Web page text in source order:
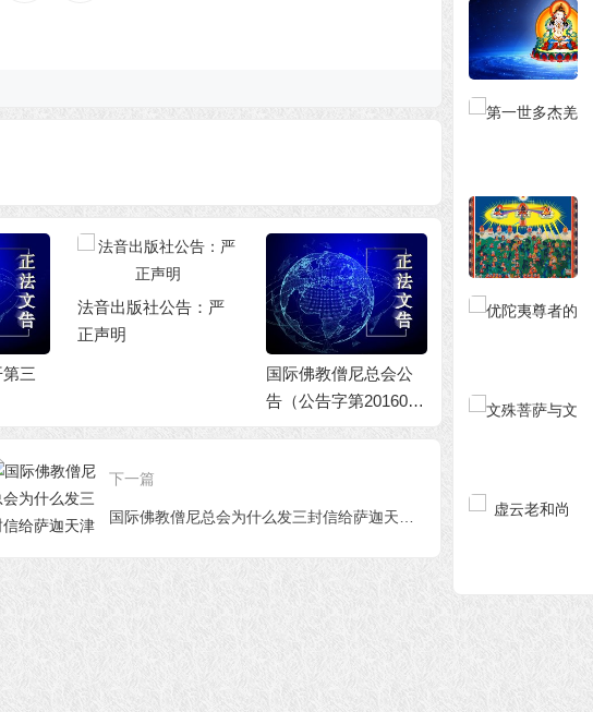
严
1号）
应扎西卓玛仁波且的
请求，现转发她拜见
旺扎上尊的纪实
下一篇
国际佛教僧尼总会为什么发三封信给萨迦天津法王？